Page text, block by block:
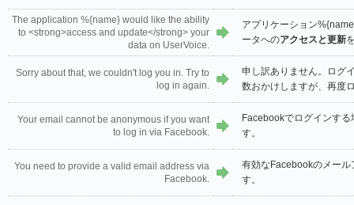
The application %{name} would like the ability
to <strong>access and update</strong> your
data on UserVoice.
アプリケーション
ータへのアクセスと更新
Sorry about that, we couldn't log you in. Try to
log in again.
申し訳ありません。ログ
数おかけしますが、再度
Your email cannot be anonymous if you want
to log in via Facebook.
Facebookでログインす
す。
You need to provide a valid email address via
Facebook.
有効なFacebookのメー
す。